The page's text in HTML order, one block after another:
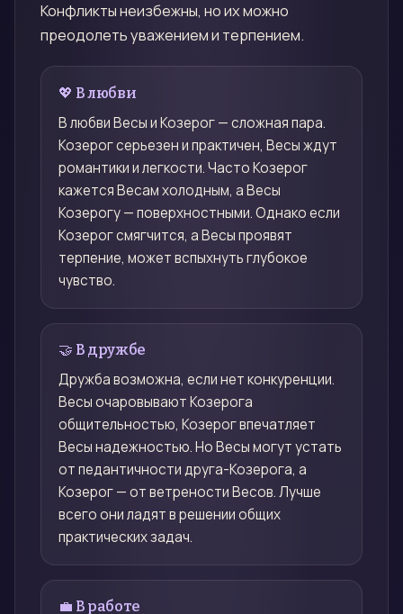
Конфликты неизбежны, но их можно
преодолеть уважением и терпением.
💖 В любви
В любви Весы и Козерог — сложная пара.
Козерог серьезен и практичен, Весы ждут
романтики и легкости. Часто Козерог
кажется Весам холодным, а Весы
Козерогу — поверхностными. Однако если
Козерог смягчится, а Весы проявят
терпение, может вспыхнуть глубокое
чувство.
🤝 В дружбе
Дружба возможна, если нет конкуренции.
Весы очаровывают Козерога
общительностью, Козерог впечатляет
Весы надежностью. Но Весы могут устать
от педантичности друга-Козерога, а
Козерог — от ветрености Весов. Лучше
всего они ладят в решении общих
практических задач.
💼 В работе